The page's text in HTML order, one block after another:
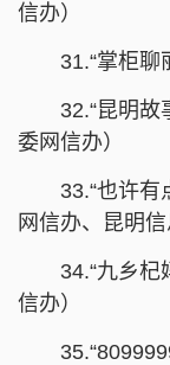
信办）
31.“掌柜聊丽
32.“昆明故事
委网信办）
33.“也许有点
网信办、昆明
34.“九乡杞妈
信办）